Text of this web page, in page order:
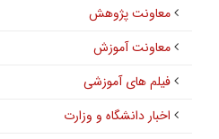
معاونت پژوهش
معاونت آموزش
فیلم های آموزشی
اخبار دانشگاه و وزارت